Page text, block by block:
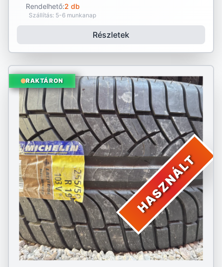
Rendelhető:2 db
Szállítás: 5-6 munkanap
Részletek
HASZNÁLT
RAKTÁRON